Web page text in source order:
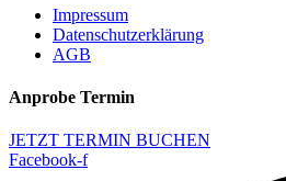
Impressum
Datenschutzerklärung
AGB
Anprobe Termin
JETZT TERMIN BUCHEN
Facebook-f